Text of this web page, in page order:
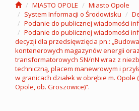
MIASTO OPOLE
Miasto Opole
System Informacji o Środowisku
Podanie do publicznej wiadomości
Podanie do publicznej wiadomości
decyzji dla przedsięwzięcia pn.:
kontenerowych magazynów energii
transformatorowych SN/nN wraz z
techniczną, placem manewrowym i
w granicach działek w obrębie m. Opole
Opole, ob. Groszowice)”.